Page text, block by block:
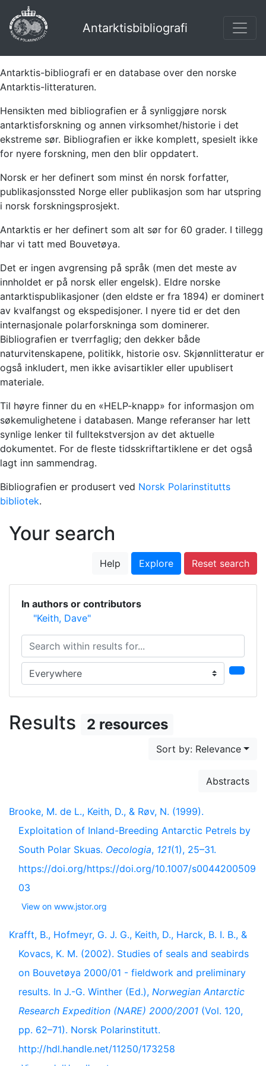
Antarktisbibliografi
Antarktis-bibliografi er en database over den norske
Antarktis-litteraturen.
Hensikten med bibliografien er å synliggjøre norsk
antarktisforskning og annen virksomhet/historie i det
ekstreme sør. Bibliografien er ikke komplett, spesielt ikke
for nyere forskning, men den blir oppdatert.
Norsk er her definert som minst én norsk forfatter,
publikasjonssted Norge eller publikasjon som har utspring
i norsk forskningsprosjekt.
Antarktis er her definert som alt sør for 60 grader. I tillegg
har vi tatt med Bouvetøya.
Det er ingen avgrensing på språk (men det meste av
innholdet er på norsk eller engelsk). Eldre norske
antarktispublikasjoner (den eldste er fra 1894) er dominert
av kvalfangst og ekspedisjoner. I nyere tid er det den
internasjonale polarforskninga som dominerer.
Bibliografien er tverrfaglig; den dekker både
naturvitenskapene, politikk, historie osv. Skjønnlitteratur er
også inkludert, men ikke avisartikler eller upublisert
materiale.
Til høyre finner du en «HELP-knapp» for informasjon om
søkemulighetene i databasen. Mange referanser har lett
synlige lenker til fulltekstversjon av det aktuelle
dokumentet. For de fleste tidsskriftartiklene er det også
lagt inn sammendrag.
Bibliografien er produsert ved Norsk Polarinstitutts
bibliotek.
Your search
Help Explore Reset search
In authors or contributors
"Keith, Dave"
Search within results for...
Search in...
Results 2 resources
Sort by: Relevance
Abstracts
Brooke, M. de L., Keith, D., & Røv, N. (1999).
Exploitation of Inland-Breeding Antarctic Petrels by
South Polar Skuas. Oecologia, 121(1), 25–31.
https://doi.org/https://doi.org/10.1007/s0044200509
03
View on www.jstor.org
Krafft, B., Hofmeyr, G. J. G., Keith, D., Harck, B. I. B., &
Kovacs, K. M. (2002). Studies of seals and seabirds
on Bouvetøya 2000/01 - fieldwork and preliminary
results. In J.-G. Winther (Ed.), Norwegian Antarctic
Research Expedition (NARE) 2000/2001 (Vol. 120,
pp. 62–71). Norsk Polarinstitutt.
http://hdl.handle.net/11250/173258